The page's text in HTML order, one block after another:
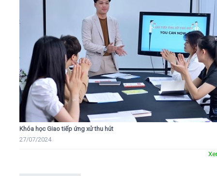
Khóa học Giao tiếp ứng xử thu hút
27/07/2024